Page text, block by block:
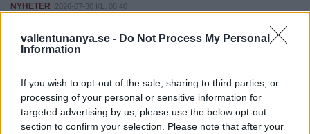
vallentunanya.se - Do Not Process My Personal
Information
If you wish to opt-out of the sale, sharing to third parties, or
processing of your personal or sensitive information for
targeted advertising by us, please use the below opt-out
section to confirm your selection. Please note that after your
NYHETER 2026-07-30 KL. 08:40
PÅ STARTSIDAN JUST NU